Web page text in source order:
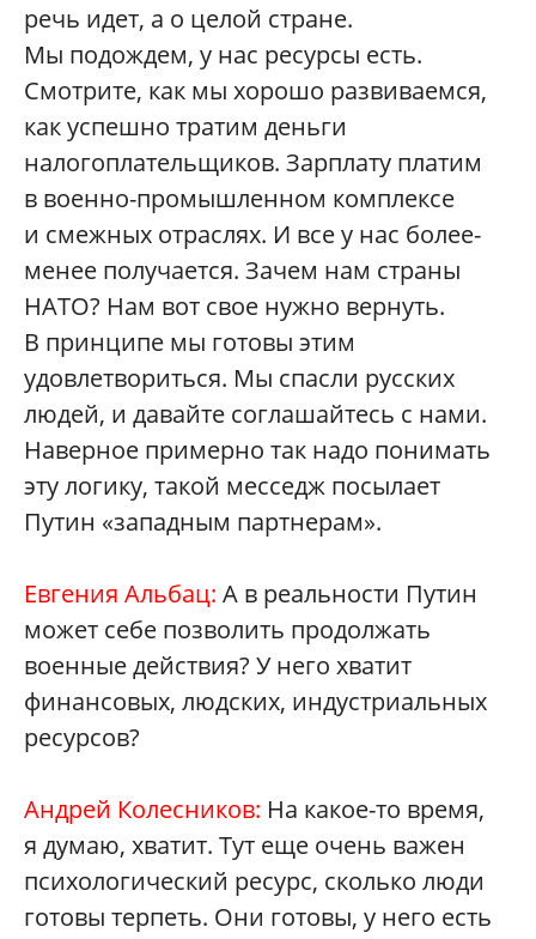
речь идет, а о целой стране.
Мы подождем, у нас ресурсы есть.
Смотрите, как мы хорошо развиваемся,
как успешно тратим деньги
налогоплательщиков. Зарплату платим
в военно-промышленном комплексе
и смежных отраслях. И все у нас более-
менее получается. Зачем нам страны
НАТО? Нам вот свое нужно вернуть.
В принципе мы готовы этим
удовлетвориться. Мы спасли русских
людей, и давайте соглашайтесь с нами.
Наверное примерно так надо понимать
эту логику, такой месседж посылает
Путин «западным партнерам».
Евгения Альбац: А в реальности Путин
может себе позволить продолжать
военные действия? У него хватит
финансовых, людских, индустриальных
ресурсов?
Андрей Колесников: На какое-то время,
я думаю, хватит. Тут еще очень важен
психологический ресурс, сколько люди
готовы терпеть. Они готовы, у него есть